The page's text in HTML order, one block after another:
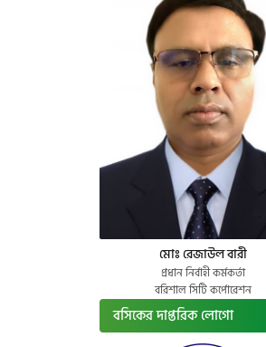
মোঃ রেজাউল বারী
প্রধান নির্বাহী কর্মকর্তা
বরিশাল সিটি কর্পোরেশন
বসিকের দাপ্তরিক লোগো